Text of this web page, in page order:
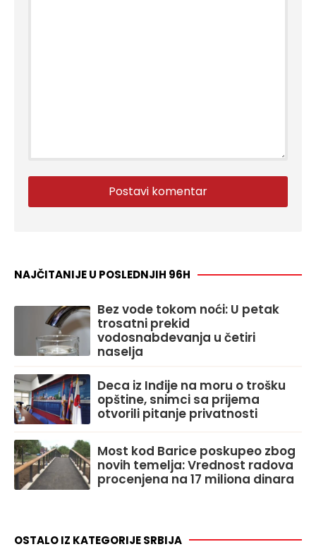
NAJČITANIJE U POSLEDNJIH 96H
Bez vode tokom noći: U petak
trosatni prekid
vodosnabdevanja u četiri
naselja
Deca iz Inđije na moru o trošku
opštine, snimci sa prijema
otvorili pitanje privatnosti
Most kod Barice poskupeo zbog
novih temelja: Vrednost radova
procenjena na 17 miliona dinara
OSTALO IZ KATEGORIJE SRBIJA